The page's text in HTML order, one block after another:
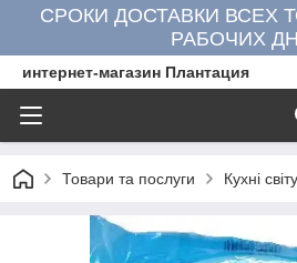
СРОКИ ДОСТАВКИ ВСЕХ
РАБОЧИХ
интернет-магазин Плантация
Товари та послуги Кухні світу